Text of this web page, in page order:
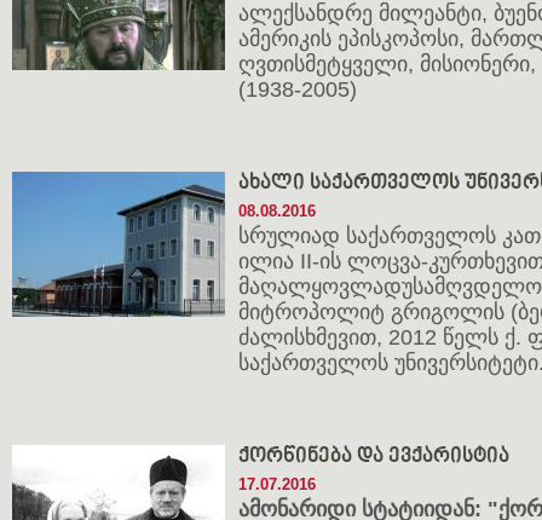
ალექსანდრე მილეანტი,
ამერიკის ეპისკოპოსი,
ღვთისმეტყველი,
(1938-2005)
ახალი საქართველოს
08.08.2016
სრულიად საქართველოს
ილია II-ის ლოცვა-
მიტროპოლიტ გრიგოლის
ძალისხმევით, 2012 წელს
საქართველოს
ქორწინება და ევქარისტია
17.07.2016
ამონარიდი სტატიიდან: